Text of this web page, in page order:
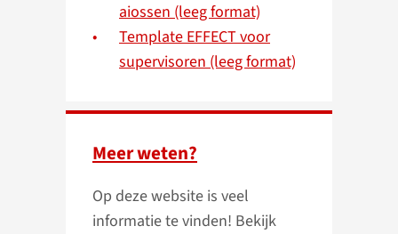
aiossen (leeg format)
Template EFFECT voor
supervisoren (leeg format)
Meer weten?
Op deze website is veel
informatie te vinden! Bekijk